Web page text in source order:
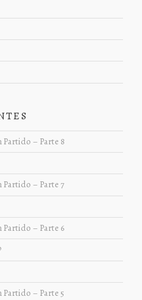
Partido – Parte 8
Partido – Parte 7
Partido – Parte 6
– Parte 5